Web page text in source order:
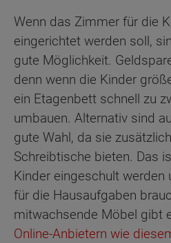
Wenn das Zimmer für die
eingerichtet werden soll,
gute Möglichkeit.
denn wenn die Kinder
ein Etagenbett schnell zu
umbauen. Alternativ sind
gute Wahl, da sie
Schreibtische bieten. Das
Kinder eingeschult werden
für die Hausaufgaben
mitwachsende Möbel gibt
Online-Anbietern wie